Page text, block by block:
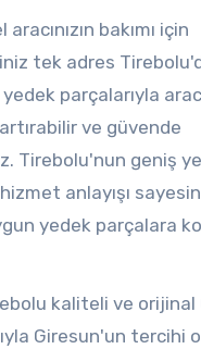
bakımı için
tek adres
parçalarıyla
ve güvende
Tirebolu'nun geniş
anlayışı
yedek parçalara
kaliteli ve orijinal
Giresun'un tercihi